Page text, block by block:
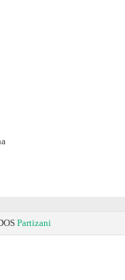
Partizani